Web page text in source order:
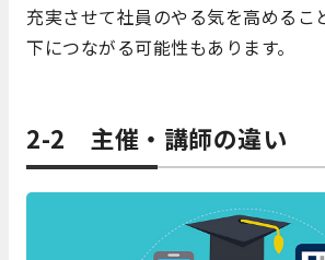
充実させて社員のやる気を高めるこ
下につながる可能性もあります。
2-2 主催・講師の違い